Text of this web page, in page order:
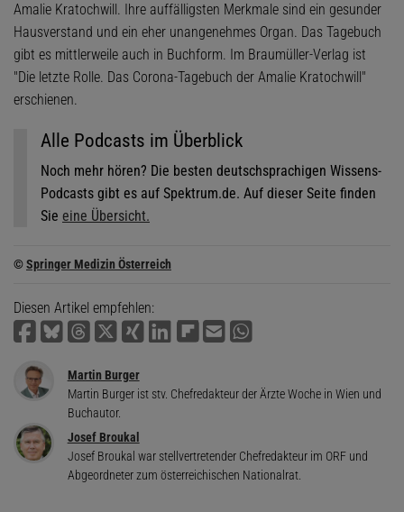
Amalie Kratochwill. Ihre auffälligsten Merkmale sind ein gesunder
Hausverstand und ein eher unangenehmes Organ. Das Tagebuch
gibt es mittlerweile auch in Buchform. Im Braumüller-Verlag ist
"Die letzte Rolle. Das Corona-Tagebuch der Amalie Kratochwill"
erschienen.
Alle Podcasts im Überblick
Noch mehr hören? Die besten deutschsprachigen Wissens-
Podcasts gibt es auf Spektrum.de. Auf dieser Seite finden
Sie eine Übersicht.
©Springer Medizin Österreich
Diesen Artikel empfehlen:
Martin Burger
Martin Burger ist stv. Chefredakteur der Ärzte Woche in Wien und
Buchautor.
Josef Broukal
Josef Broukal war stellvertretender Chefredakteur im ORF und
Abgeordneter zum österreichischen Nationalrat.